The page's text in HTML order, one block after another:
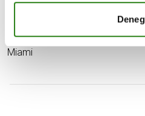
Senior Portfolio Manager.
Miami